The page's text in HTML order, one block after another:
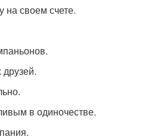
на своем счете.
в одиночестве.